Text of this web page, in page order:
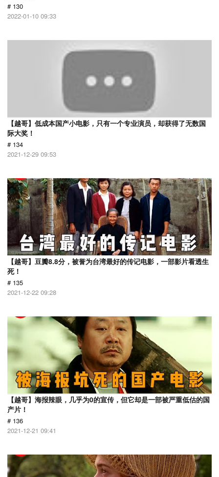
# 130
2022-01-10 09:33
【越哥】低成本国产小电影，只有一个专业演员，却获得了无数国
际大奖！
# 134
2021-12-29 09:53
【越哥】豆瓣8.8分，被誉为台湾最好的传记电影，一部影片看透生
死！
# 135
2021-12-22 09:28
【越哥】海报辣眼，几乎为0的宣传，但它却是一部被严重低估的国
产片！
# 136
2021-12-21 09:41